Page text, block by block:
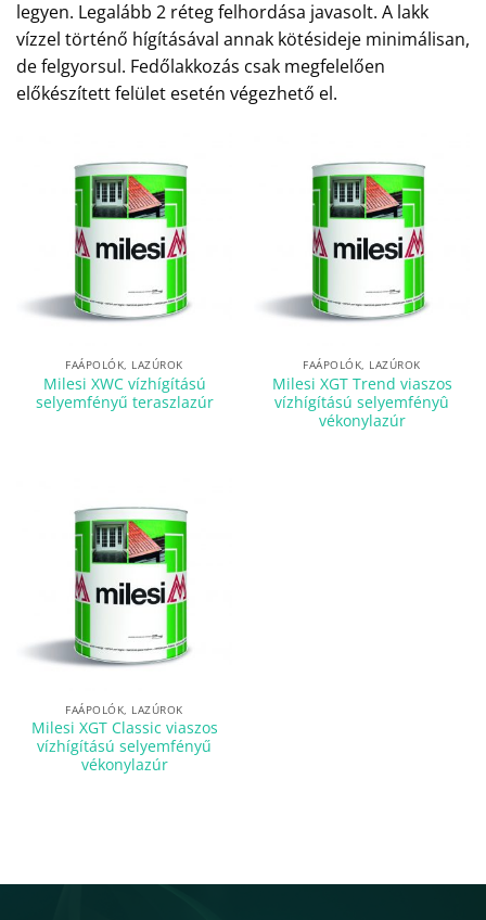
legyen. Legalább 2 réteg felhordása javasolt. A lakk
vízzel történő hígításával annak kötésideje minimálisan,
de felgyorsul. Fedőlakkozás csak megfelelően
előkészített felület esetén végezhető el.
FAÁPOLÓK, LAZÚROK
Milesi XWC vízhígítású
selyemfényű teraszlazúr
FAÁPOLÓK, LAZÚROK
Milesi XGT Trend viaszos
vízhígítású selyemfényû
vékonylazúr
FAÁPOLÓK, LAZÚROK
Milesi XGT Classic viaszos
vízhígítású selyemfényű
vékonylazúr